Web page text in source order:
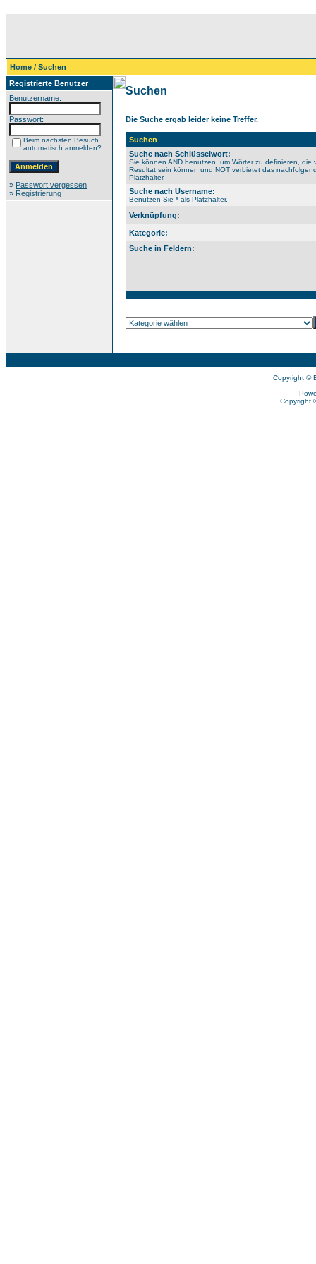
Home / Suchen
Registrierte Benutzer
Benutzername:
Passwort:
Beim nächsten Besuch
automatisch anmelden?
» Passwort vergessen
» Registrierung
Suchen
Die Suche ergab leider keine Treffer.
Suchen
Suche nach Schlüsselwort:
Sie können AND benutzen, um Wörter zu definieren, die
Resultat sein können und NOT verbietet das
Platzhalter.
Suche nach Username:
Benutzen Sie * als Platzhalter.
Verknüpfung:
Kategorie:
Suche in Feldern:
Copyright ©
Copyright